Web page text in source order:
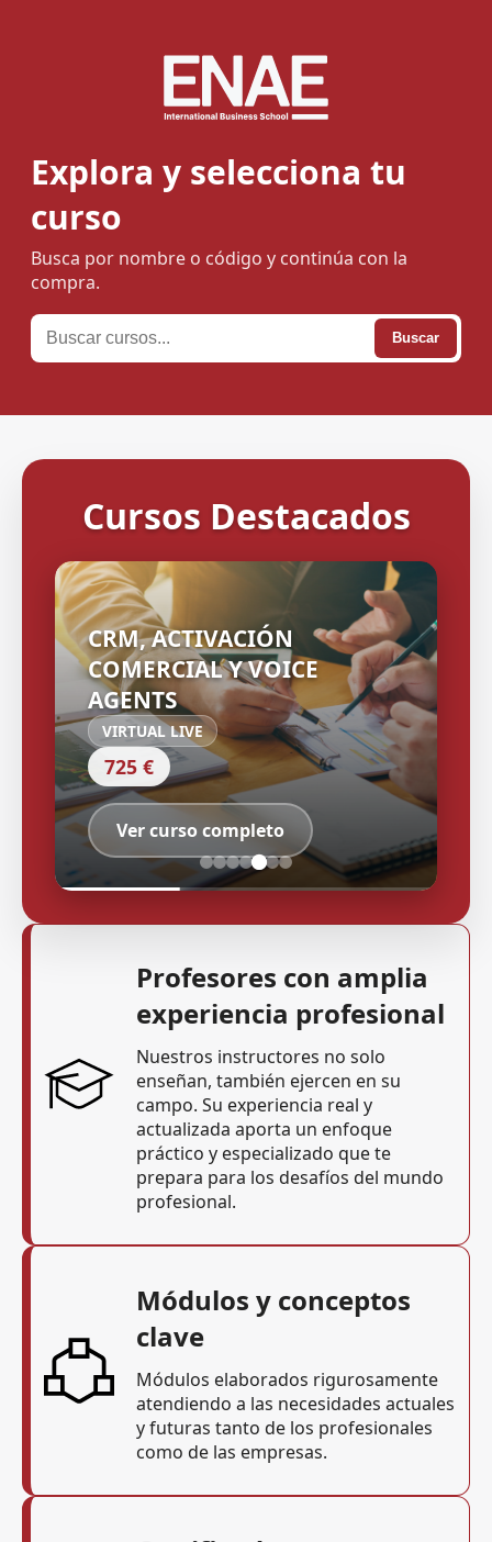
Explora y selecciona tu
curso
Busca por nombre o código y continúa con la
compra.
Buscar
Cursos Destacados
CRM, ACTIVACIÓN
COMERCIAL Y VOICE
AGENTS
VIRTUAL LIVE
725 €
Ver curso completo
Profesores con amplia
experiencia profesional
Nuestros instructores no solo
enseñan, también ejercen en su
campo. Su experiencia real y
actualizada aporta un enfoque
práctico y especializado que te
prepara para los desafíos del mundo
profesional.
Módulos y conceptos
clave
Módulos elaborados rigurosamente
atendiendo a las necesidades actuales
y futuras tanto de los profesionales
como de las empresas.